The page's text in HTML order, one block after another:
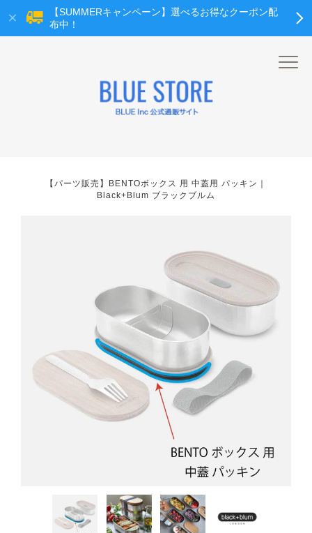
【SUMMERキャンペーン】選べるお得なクーポン配
布中！
【パーツ販売】BENTOボックス 用 中蓋用 パッキン｜
Black+Blum ブラックブルム